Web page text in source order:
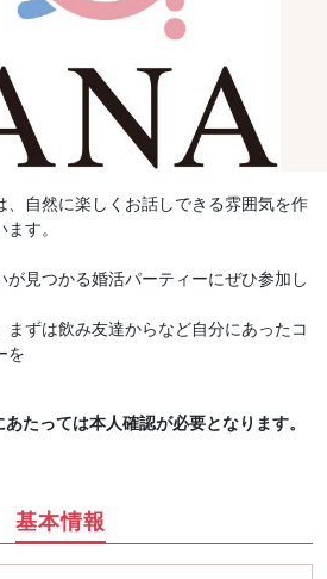
、自然に楽しくお話しできる雰囲気を作
す。
見つかる婚活パーティーにぜひ参加し
まずは飲み友達からなど自分にあったコ
を
たっては本人確認が必要となります。
基本情報